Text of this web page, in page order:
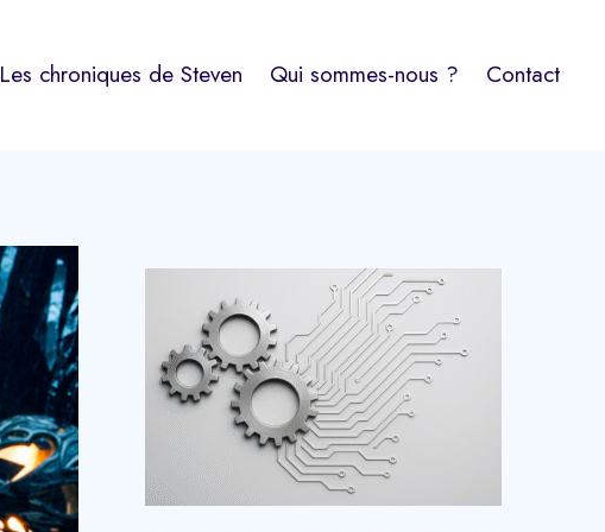
Les chroniques de Steven Qui sommes-nous ? Contact